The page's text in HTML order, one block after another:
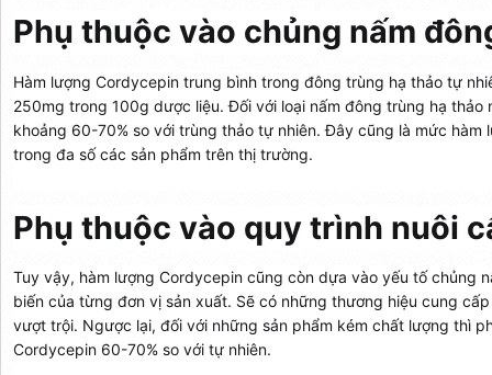
Phụ thuộc vào chủng nấm
Hàm lượng Cordycepin trung bình trong đông trùng hạ thảo tự
250mg trong 100g dược liệu. Đối với loại nấm đông trùng hạ thảo
khoảng 60-70% so với trùng thảo tự nhiên. Đây cũng là mức
trong đa số các sản phẩm trên thị trường.
Phụ thuộc vào quy trình nuôi
Tuy vậy, hàm lượng Cordycepin cũng còn dựa vào yếu tố chủng
biến của từng đơn vị sản xuất. Sẽ có những thương hiệu cung
vượt trội. Ngược lại, đối với những sản phẩm kém chất lượng thì
Cordycepin 60-70% so với tự nhiên.